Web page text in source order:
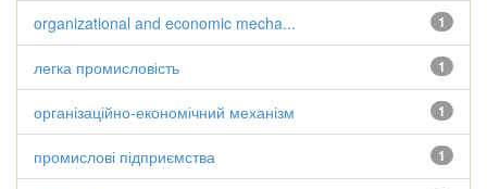
1
organizational and economic mecha...
1
легка промисловість
1
організаційно-економічний механізм
1
промислові підприємства